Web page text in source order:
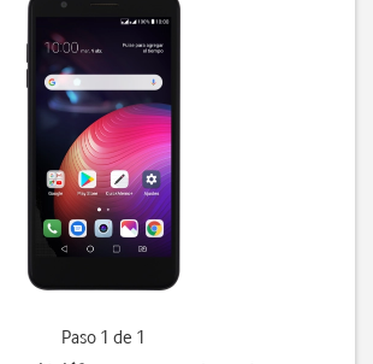
Paso 1 de 1